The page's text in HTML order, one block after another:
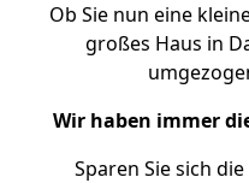
Ob Sie nun eine
großes Haus in
Wir haben immer
Sparen Sie sich